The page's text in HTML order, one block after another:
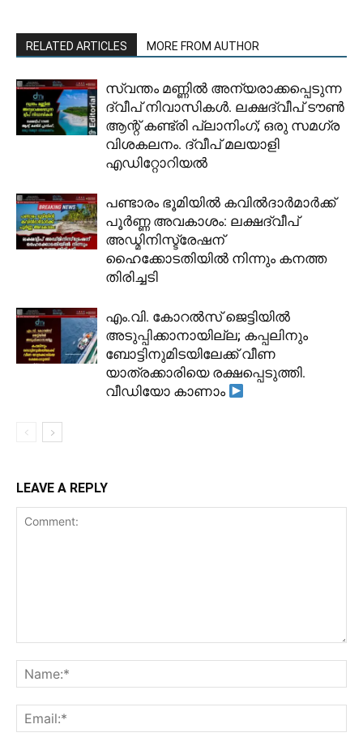
RELATED ARTICLES MORE FROM AUTHOR
സ്വന്തം മണ്ണിൽ അന്യരാക്കപ്പെടുന്ന
ദ്വീപ് നിവാസികൾ. ലക്ഷദ്വീപ് ടൗൺ
ആന്റ് കണ്ട്രി പ്ലാനിംഗ്; ഒരു സമഗ്ര
വിശകലനം. ദ്വീപ് മലയാളി
എഡിറ്റോറിയൽ
പണ്ടാരം ഭൂമിയിൽ കവിൽദാർമാർക്ക്
പൂർണ്ണ അവകാശം: ലക്ഷദ്വീപ്
അഡ്മിനിസ്ട്രേഷന്
ഹൈക്കോടതിയിൽ നിന്നും കനത്ത
തിരിച്ചടി
​എം.വി. കോറൽസ് ജെട്ടിയിൽ
അടുപ്പിക്കാനായില്ല; കപ്പലിനും
ബോട്ടിനുമിടയിലേക്ക് വീണ
യാത്രക്കാരിയെ രക്ഷപ്പെടുത്തി.
വീഡിയോ കാണാം
LEAVE A REPLY